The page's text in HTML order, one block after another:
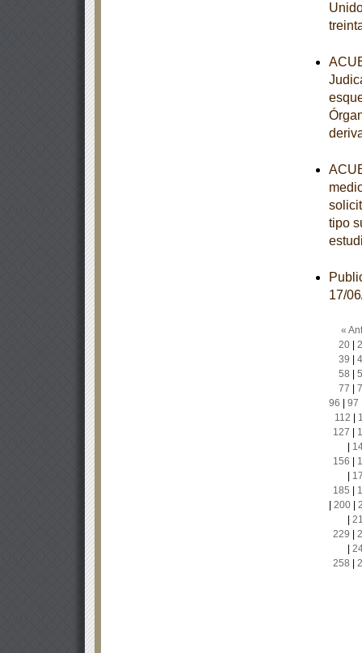
tipo
17/
«
20|
39
58
77
96
97
112
127
156
185
200|
229
258